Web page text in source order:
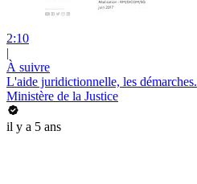
2:10
|
À suivre
L'aide juridictionnelle, les démarches.
Ministère de la Justice
il y a 5 ans